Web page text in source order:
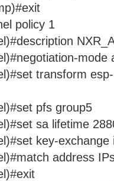
policy 1
mode
transform
pfs group5
sa lifetime
key-exchange
address